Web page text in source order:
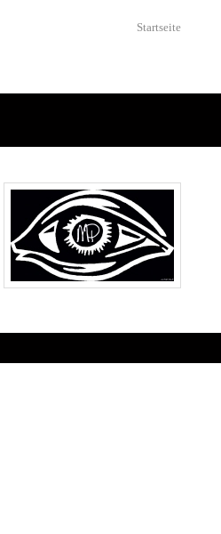
Startseite